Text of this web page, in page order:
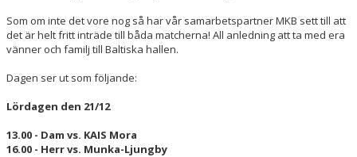
Som om inte det vore nog så har vår samarbetspartner MKB sett till att
det är helt fritt inträde till båda matcherna! All anledning att ta med era
vänner och familj till Baltiska hallen.
Dagen ser ut som följande:
Lördagen den 21/12
13.00 - Dam vs. KAIS Mora
16.00 - Herr vs. Munka-Ljungby